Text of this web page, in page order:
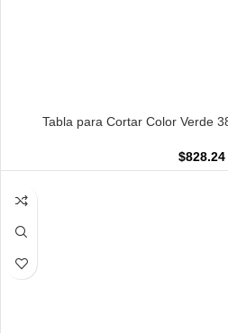
Tabla para Cortar Color Verde
$828.24